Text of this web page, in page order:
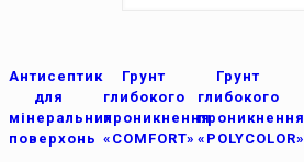
Антисептик
для
мінеральних
поверхонь
Грунт
глибокого
проникнення
«COMFORT»
Грунт
глибокого
проникнення
«POLYCOLOR»